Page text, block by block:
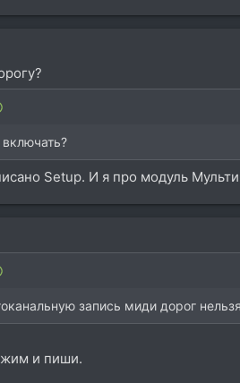
Setup. И я про модуль
запись миди дорог
и пиши.